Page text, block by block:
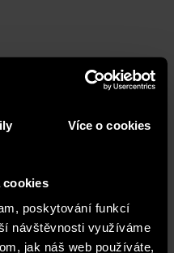
Více o cookies
cookies
poskytování funkcí
návštěvnosti využíváme
jak náš web používáte,